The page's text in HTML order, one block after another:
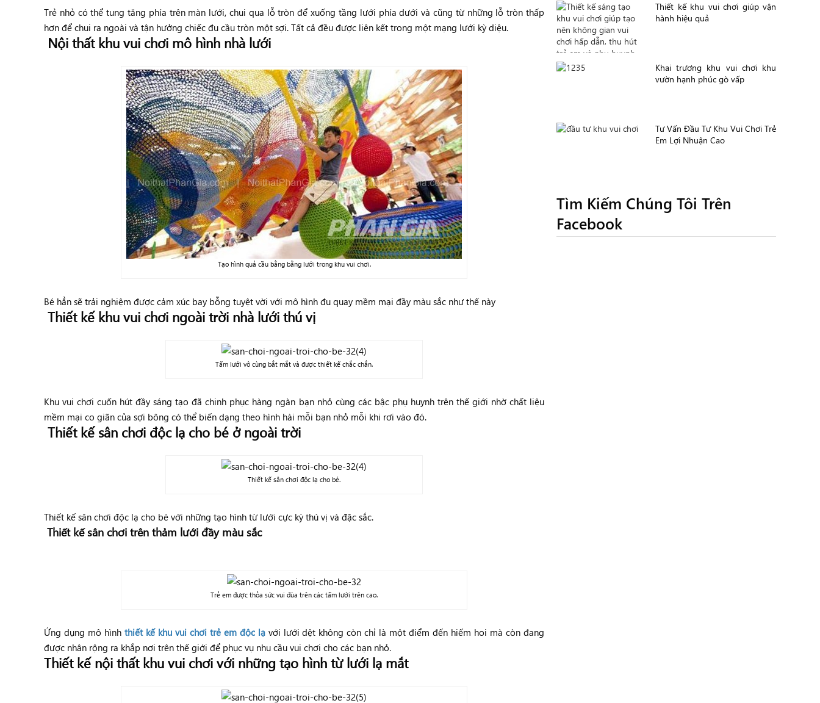
Trẻ nhỏ có thể tung tăng phía trên màn lưới, chui qua lỗ tròn để xuống tầng lưới phía dưới và cũng từ những lỗ tròn thấp
hơn để chui ra ngoài và tận hưởng chiếc đu cầu tròn một sợi. Tất cả đều được liên kết trong một mạng lưới kỳ diệu.
Nội thất khu vui chơi mô hình nhà lưới
Tạo hình quả cầu bằng bằng lưới trong khu vui chơi.
Bé hẳn sẽ trải nghiệm được cảm xúc bay bỗng tuyệt vời với mô hình đu quay mềm mại đầy màu sắc như thế này
Thiết kế khu vui chơi ngoài trời nhà lưới thú vị
Tấm lưới vô cùng bắt mắt và được thiết kế chắc chắn.
Khu vui chơi cuốn hút đầy sáng tạo đã chinh phục hàng ngàn bạn nhỏ cùng các bậc phụ huynh trên thế giới nhờ chất liệu
mềm mại co giãn của sợi bông có thể biến dạng theo hình hài mỗi bạn nhỏ mỗi khi rơi vào đó.
Thiết kế sân chơi độc lạ cho bé ở ngoài trời
Thiết kế sân chơi độc lạ cho bé.
Thiết kế sân chơi độc lạ cho bé với những tạo hình từ lưới cực kỳ thú vị và đặc sắc.
Thiết kế sân chơi trên thảm lưới đầy màu sắc
Trẻ em được thỏa sức vui đùa trên các tấm lưới trên cao.
Ứng dụng mô hình thiết kế khu vui chơi trẻ em độc lạvới lưới dệt không còn chỉ là một điểm đến hiếm hoi mà còn đang
được nhân rộng ra khắp nơi trên thế giới để phục vụ nhu cầu vui chơi cho các bạn nhỏ.
Thiết kế nội thất khu vui chơi với những tạo hình từ lưới lạ mắt
Thiết kế khu vui chơi giúp vận
hành hiệu quả
Khai trương khu vui chơi khu
vườn hạnh phúc gò vấp
Tư Vấn Đầu Tư Khu Vui Chơi Trẻ
Em Lợi Nhuận Cao
Tìm Kiếm Chúng Tôi Trên
Facebook